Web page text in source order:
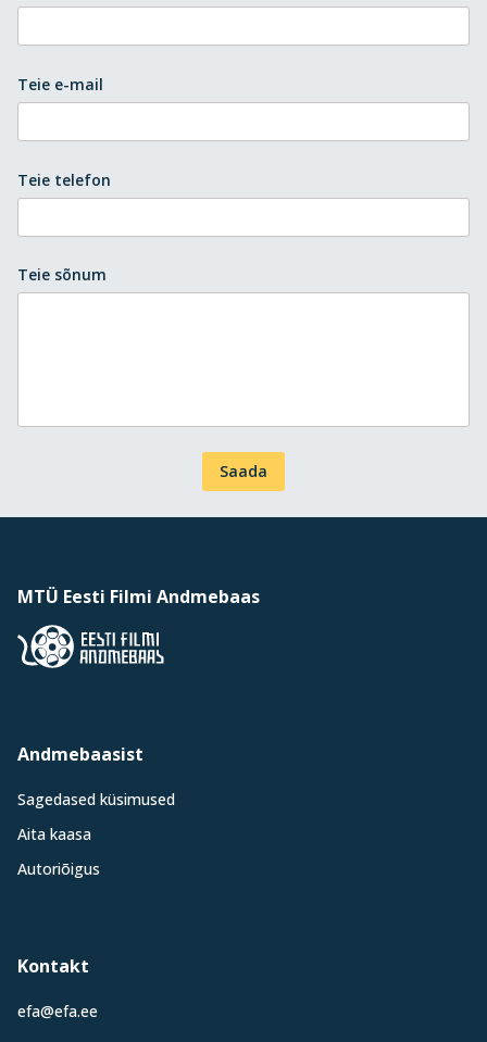
Teie e-mail
Teie telefon
Teie sõnum
Saada
MTÜ Eesti Filmi Andmebaas
Andmebaasist
Sagedased küsimused
Aita kaasa
Autoriõigus
Kontakt
efa@efa.ee